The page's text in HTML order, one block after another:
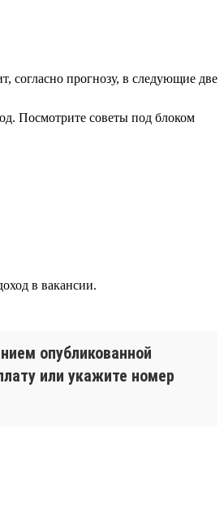
согласно прогнозу, в следующие две
Посмотрите советы под блоком
в вакансии.
опубликованной
или укажите номер